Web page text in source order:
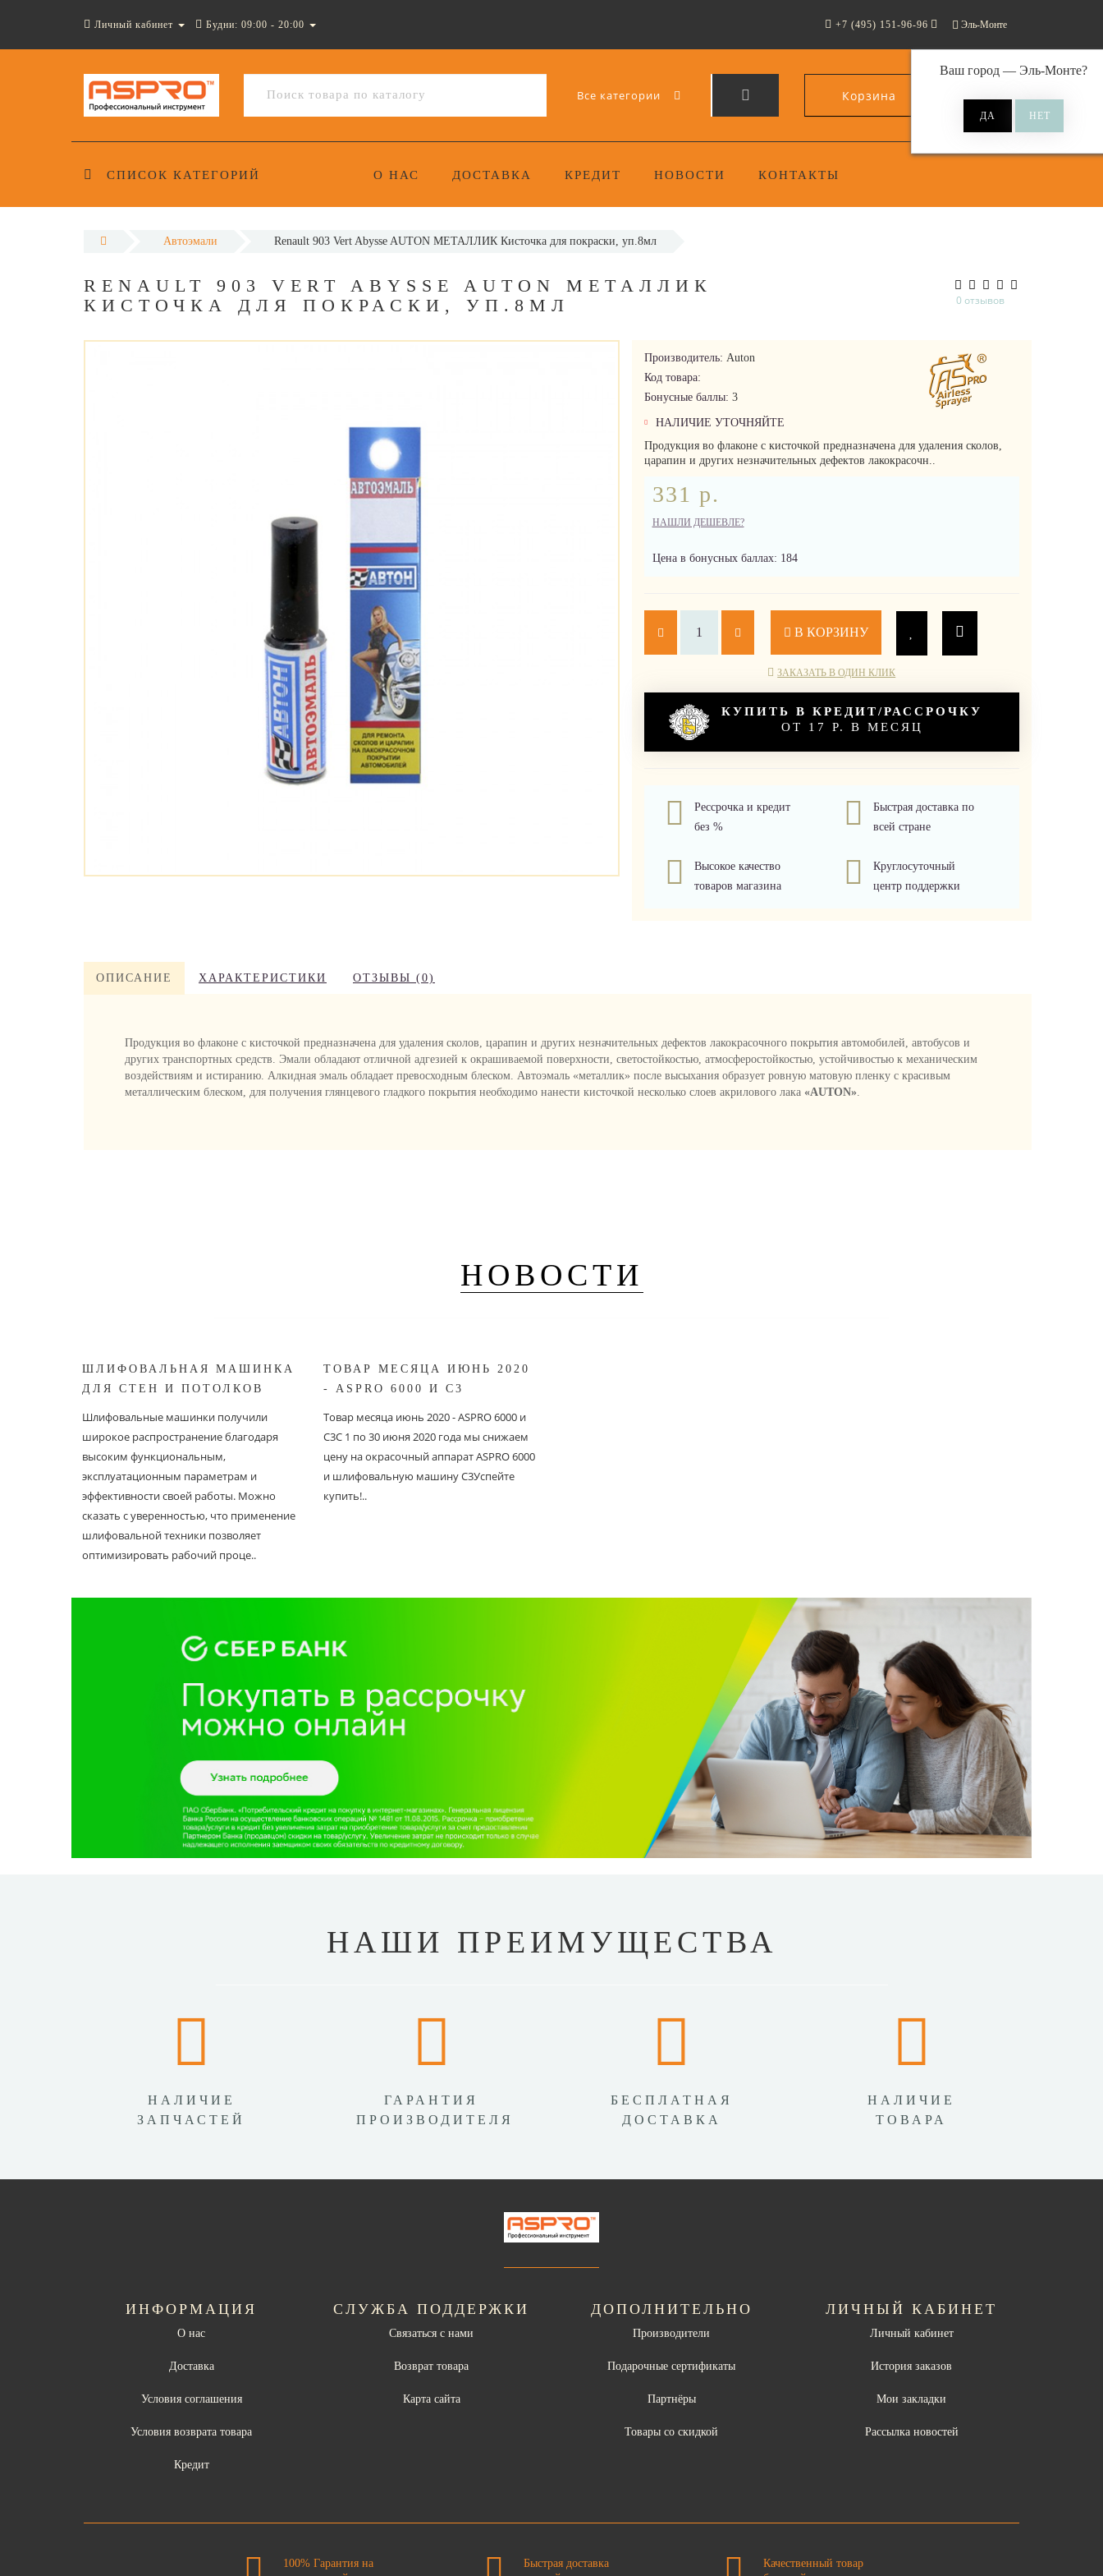
Личный кабинет Будни: 09:00 - 20:00 Эль-Монте
Ваш город — Эль-Монте?
+7 (495) 151-96-96
Все категории Корзина 0
СПИСОК КАТЕГОРИЙ О НАС ДОСТАВКА КРЕДИТ НОВОСТИ КОНТАКТЫ
Автоэмали Renault 903 Vert Abysse AUTON МЕТАЛЛИК Кисточка для покраски, уп.8мл
RENAULT 903 VERT ABYSSE AUTON МЕТАЛЛИК
КИСТОЧКА ДЛЯ ПОКРАСКИ, УП.8МЛ
0 отзывов
Производитель: Auton
Код товара:
Бонусные баллы: 3
НАЛИЧИЕ УТОЧНЯЙТЕ
Продукция во флаконе с кисточкой предназначена для удаления сколов,
царапин и других незначительных дефектов лакокрасочн..
331 р.
НАШЛИ ДЕШЕВЛЕ?
Цена в бонусных баллах: 184
В КОРЗИНУ
ЗАКАЗАТЬ В ОДИН КЛИК
КУПИТЬ В КРЕДИТ/РАССРОЧКУ
ОТ 17 Р. В МЕСЯЦ
Рессрочка и кредит
без %
Быстрая доставка по
всей стране
Высокое качество
товаров магазина
Круглосуточный
центр поддержки
ОПИСАНИЕ ХАРАКТЕРИСТИКИ ОТЗЫВЫ (0)
Продукция во флаконе с кисточкой предназначена для удаления сколов, царапин и других незначительных дефектов лакокрасочного покрытия автомобилей, автобусов и
других транспортных средств. Эмали обладают отличной адгезией к окрашиваемой поверхности, светостойкостью, атмосферостойкостью, устойчивостью к механическим
воздействиям и истиранию. Алкидная эмаль обладает превосходным блеском. Автоэмаль «металлик» после высыхания образует ровную матовую пленку с красивым
металлическим блеском, для получения глянцевого гладкого покрытия необходимо нанести кисточкой несколько слоев акрилового лака «AUTON».
НОВОСТИ
ШЛИФОВАЛЬНАЯ МАШИНКА
ДЛЯ СТЕН И ПОТОЛКОВ
Шлифовальные машинки получили
широкое распространение благодаря
высоким функциональным,
эксплуатационным параметрам и
эффективности своей работы. Можно
сказать с уверенностью, что применение
шлифовальной техники позволяет
оптимизировать рабочий проце..
ТОВАР МЕСЯЦА ИЮНЬ 2020
- ASPRO 6000 И С3
Товар месяца июнь 2020 - ASPRO 6000 и
С3С 1 по 30 июня 2020 года мы снижаем
цену на окрасочный аппарат ASPRO 6000
и шлифовальную машину C3Успейте
купить!..
НАШИ ПРЕИМУЩЕСТВА
НАЛИЧИЕ
ЗАПЧАСТЕЙ
ГАРАНТИЯ
ПРОИЗВОДИТЕЛЯ
БЕСПЛАТНАЯ
ДОСТАВКА
НАЛИЧИЕ
ТОВАРА
ИНФОРМАЦИЯ
О нас
Доставка
Условия соглашения
Условия возврата товара
Кредит
СЛУЖБА ПОДДЕРЖКИ
Связаться с нами
Возврат товара
Карта сайта
ДОПОЛНИТЕЛЬНО
Производители
Подарочные сертификаты
Партнёры
Товары со скидкой
ЛИЧНЫЙ КАБИНЕТ
Личный кабинет
История заказов
Мои закладки
Рассылка новостей
100% Гарантия на
Быстрая доставка
Качественный товар